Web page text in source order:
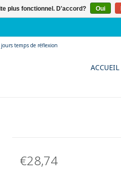
jours temps de réflexion
ACCUEIL
€28,74
plus fonctionnel. D'accord? Oui